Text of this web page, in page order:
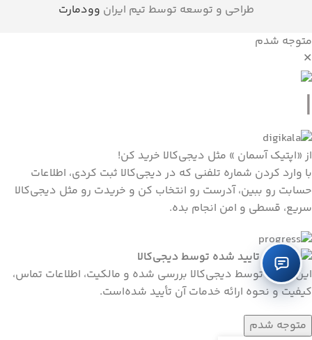
طراحی و توسعه توسط تیم ایران وودمارت
متوجه شدم
✕
|
از «اپتیک آسمان » مثل دیجی‌کالا خرید کن!
با وارد کردن شماره تلفنی که در دیجی‌کالا ثبت کردی، اطلاعات
حسابت رو ببین، آدرست رو انتخاب کن و خریدت رو مثل دیجی‌کالا
سریع، قسطی و امن انجام بده.
تایید شده توسط دیجی‌کالا
این سایت توسط دیجی‌کالا بررسی شده و مالکیت، اطلاعات تماس،
کیفیت و نحوه ارائه خدمات آن تأیید شده‌است.
متوجه شدم